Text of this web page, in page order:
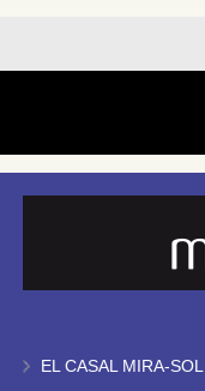
EL CASAL MIRA-SOL